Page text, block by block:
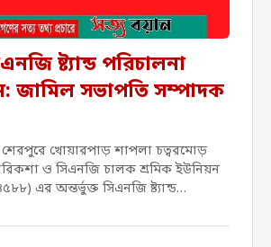
ষ্ট্যান্ড পরিচালনা
জামিল সভাপতি সম্পাদক
শেরপুরে খোয়ারপাড় শাপলা চত্বরমোড়
ও সিএনজি চালক শ্রমিক ইউনিয়ন
এর অন্তর্ভুক্ত সিএনজি ষ্ট্যান্ড